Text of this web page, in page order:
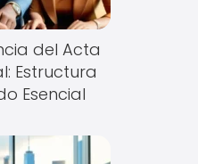
del Acta
Estructura
Esencial